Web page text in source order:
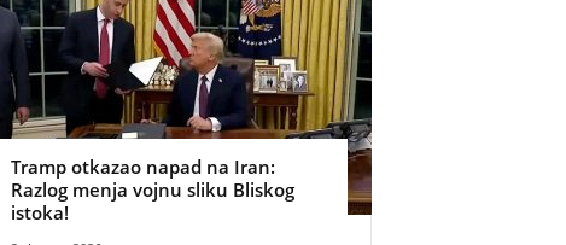
Tramp otkazao napad na Iran:
Razlog menja vojnu sliku Bliskog
istoka!